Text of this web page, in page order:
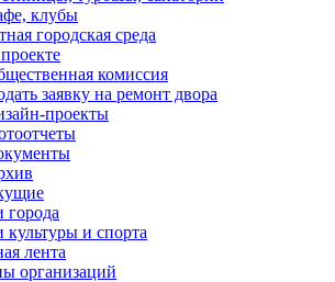
клубы
городская среда
комиссия
заявку на ремонт двора
проекты
города
культуры и спорта
лента
организаций